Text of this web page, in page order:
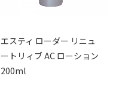
エスティ ローダー リニュ
ートリィブ AC ローション
200ml